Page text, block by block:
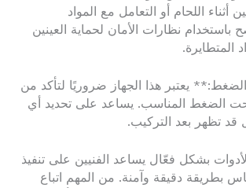
أثناء اللحام أو التعامل مع المواد
باستخدام نظارات الأمان لحماية العينين
المتطايرة.
يعتبر هذا الجهاز ضروريًا لتأكد من
الضغط المناسب. يساعد على تحديد أي
تظهر بعد التركيب.
بشكل فعّال يساعد الفنيين على تنفيذ
بطريقة دقيقة وآمنة. من المهم اتباع